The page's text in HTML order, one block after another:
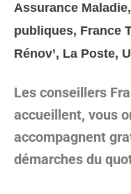
Assurance
publiques, France
Rénov’, La Poste,
Les conseillers
accueillent, vous
accompagnent
démarches du